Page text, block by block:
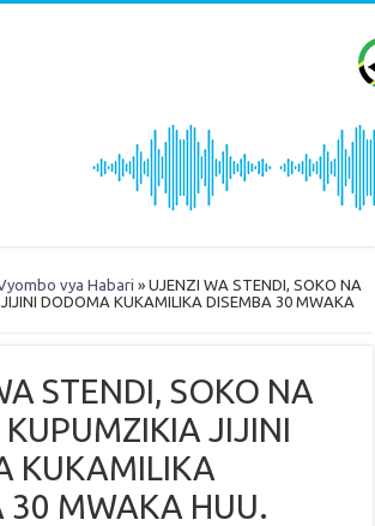
vya Habari » UJENZI WA STENDI, SOKO NA
DODOMA KUKAMILIKA DISEMBA 30 MWAKA
STENDI, SOKO NA
KUPUMZIKIA JIJINI
KUKAMILIKA
30 MWAKA HUU.